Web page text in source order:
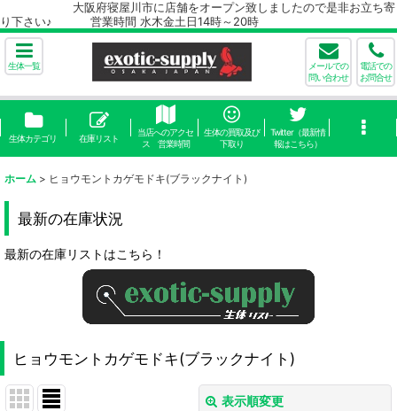
大阪府寝屋川市に店舗をオープン致しましたので是非お立ち寄
り下さい♪ 営業時間 水木金土日14時～20時
生体一覧
メールでの
問い合わせ
電話での
お問合せ
生体カテゴリ 在庫リスト
当店へのアクセ
ス 営業時間
生体の買取及び
下取り
Twitter（最新情
報はこちら）
ホーム > ヒョウモントカゲモドキ(ブラックナイト)
最新の在庫状況
最新の在庫リストはこちら！
ヒョウモントカゲモドキ(ブラックナイト)
表示順変更